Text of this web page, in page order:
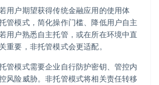
用户期望获得传统金融应用的使用体
管模式，简化操作门槛、降低用户自主
用户熟悉自主托管，或在所在环境中直
重要，非托管模式会更适配。
管模式需要企业自行防护密钥、管控内
风险威胁。非托管模式将相关责任转移